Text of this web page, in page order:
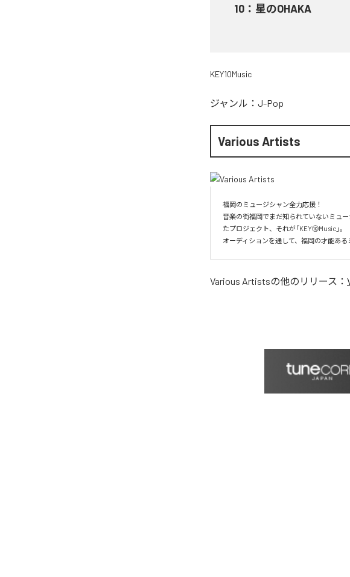
10 ： 星のOHAKA
KEY10Music
ジャンル： J-Pop
Various Artists
福岡のミュージシャン全力応援！
音楽の街福岡でまだ知られていないミュ
たプロジェクト、それが「KEY⑩Music」。
オーディションを通して、福岡の才能あ
Various Artistsの他のリリース：